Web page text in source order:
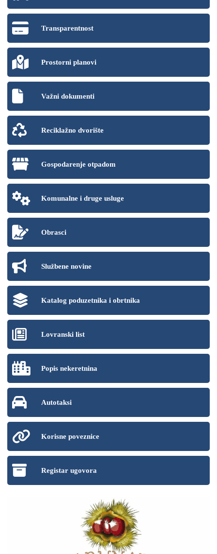
Transparentnost
Prostorni planovi
Važni dokumenti
Reciklažno dvorište
Gospodarenje otpadom
Komunalne i druge usluge
Obrasci
Službene novine
Katalog poduzetnika i obrtnika
Lovranski list
Popis nekeretnina
Autotaksi
Korisne poveznice
Registar ugovora